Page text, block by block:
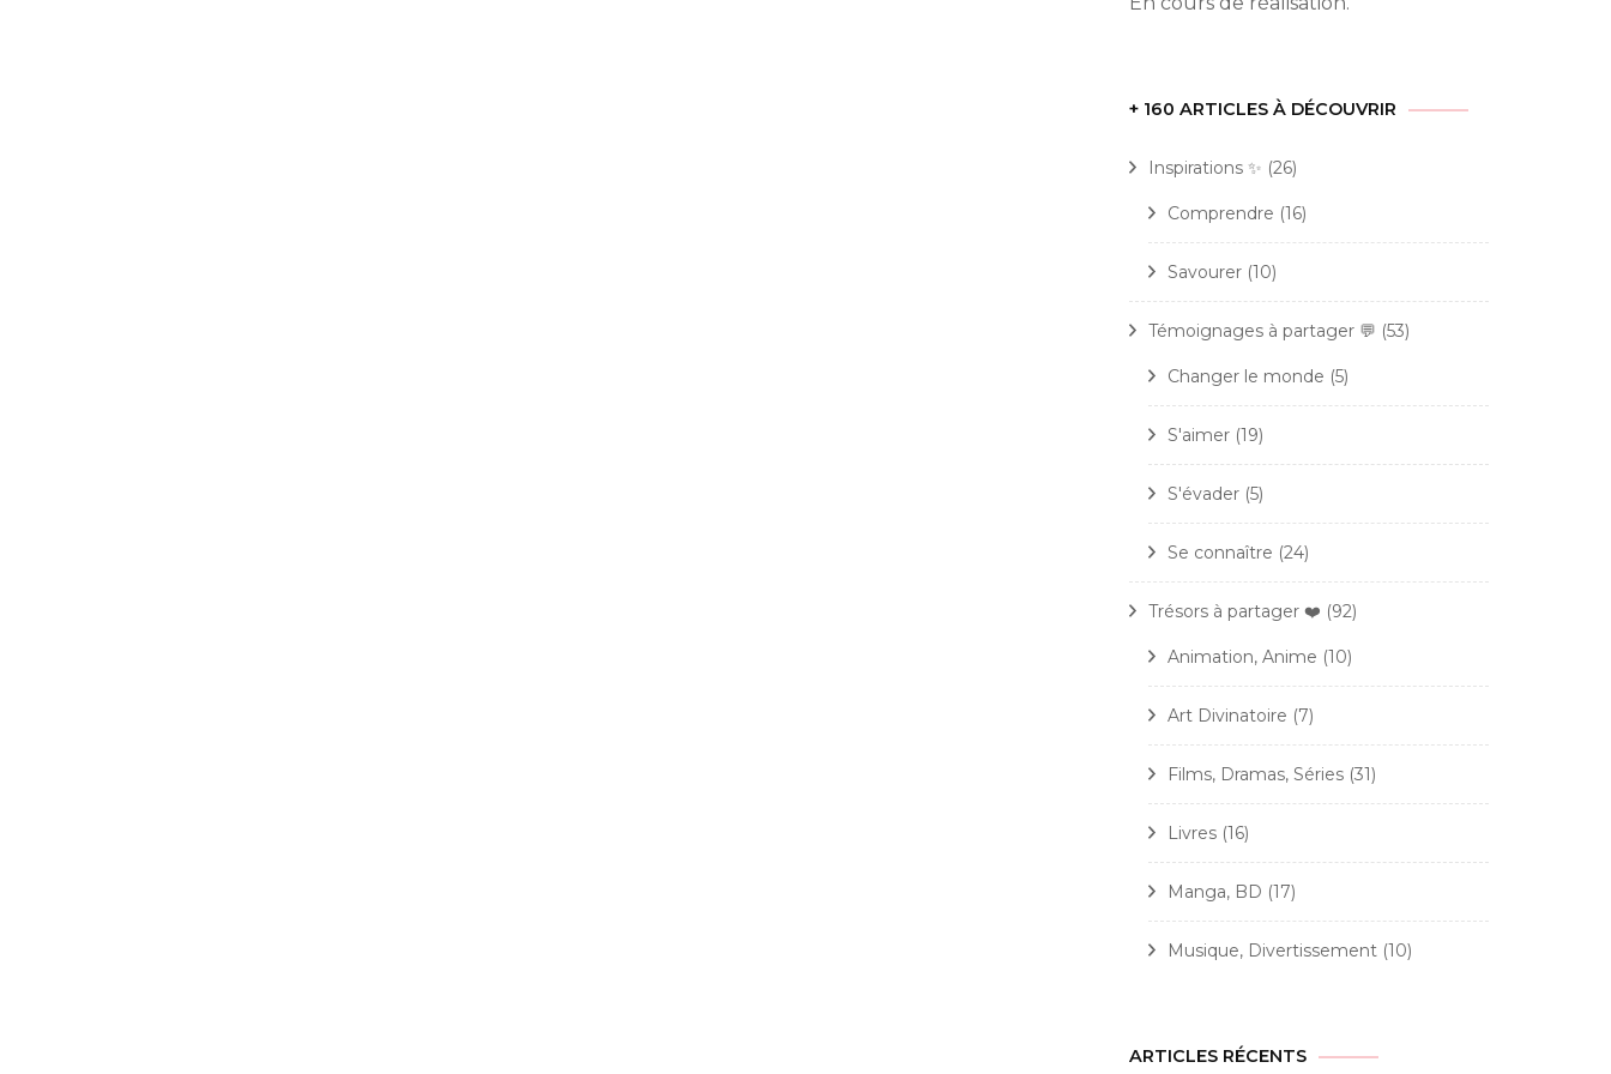
+ 160 ARTICLES À DÉCOUVRIR
Inspirations ✨ (26)
Comprendre (16)
Savourer (10)
Témoignages à partager 💬 (53)
Changer le monde (5)
S'aimer (19)
S'évader (5)
Se connaître (24)
Trésors à partager ❤️ (92)
Animation, Anime (10)
Art Divinatoire (7)
Films, Dramas, Séries (31)
Livres (16)
Manga, BD (17)
Musique, Divertissement (10)
ARTICLES RÉCENTS